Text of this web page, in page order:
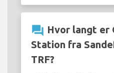
question_answer Hvor langt er
Station fra
TRF?